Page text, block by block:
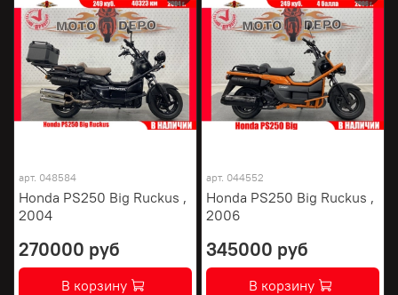
арт. 048584
Honda PS250 Big Ruckus ,
2004
270000 руб
В корзину
арт. 044552
Honda PS250 Big Ruckus ,
2006
345000 руб
В корзину